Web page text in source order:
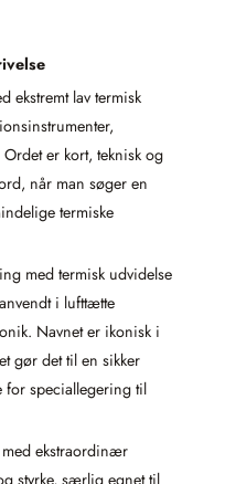
ekstremt lav termisk
er kort, teknisk og
når man søger en
termiske
med termisk udvidelse
i lufttætte
Navnet er ikonisk i
gør det til en sikker
for speciallegering til
med ekstraordinær
styrke, særlig egnet til